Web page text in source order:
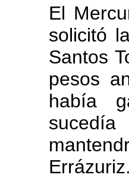
El
solicitó
Santos
pesos
había
Errázuriz.